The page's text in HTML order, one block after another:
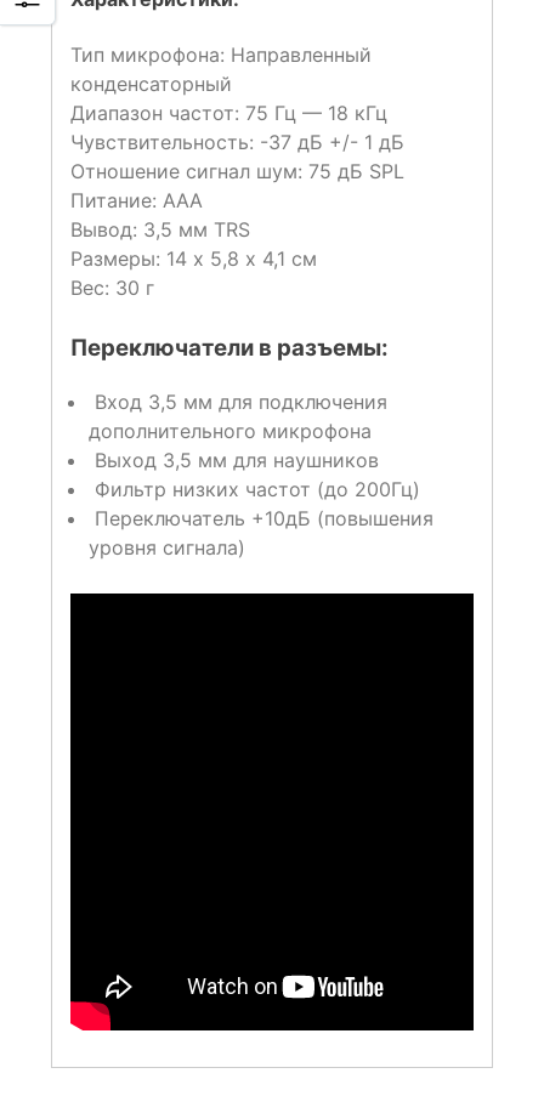
Тип микрофона: Направленный
конденсаторный
Диапазон частот: 75 Гц — 18 кГц
Чувствительность: -37 дБ +/- 1 дБ
Отношение сигнал шум: 75 дБ SPL
Питание: AAA
Вывод: 3,5 мм TRS
Размеры: 14 х 5,8 х 4,1 см
Вес: 30 г
Переключатели в разъемы:
Вход 3,5 мм для подключения
дополнительного микрофона
Выход 3,5 мм для наушников
Фильтр низких частот (до 200Гц)
Переключатель +10дБ (повышения
уровня сигнала)